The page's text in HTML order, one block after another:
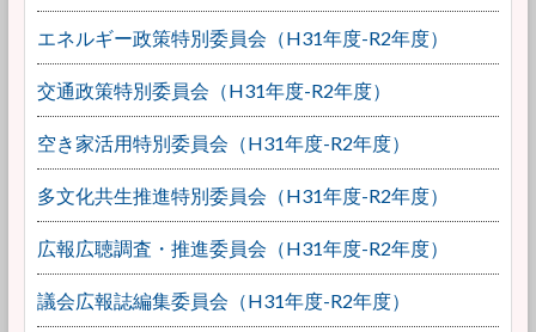
エネルギー政策特別委員会（H31年度-R2年度）
交通政策特別委員会（H31年度-R2年度）
空き家活用特別委員会（H31年度-R2年度）
多文化共生推進特別委員会（H31年度-R2年度）
広報広聴調査・推進委員会（H31年度-R2年度）
議会広報誌編集委員会（H31年度-R2年度）